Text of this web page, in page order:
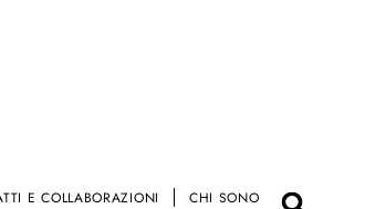
E COLLABORAZIONI CHI SONO